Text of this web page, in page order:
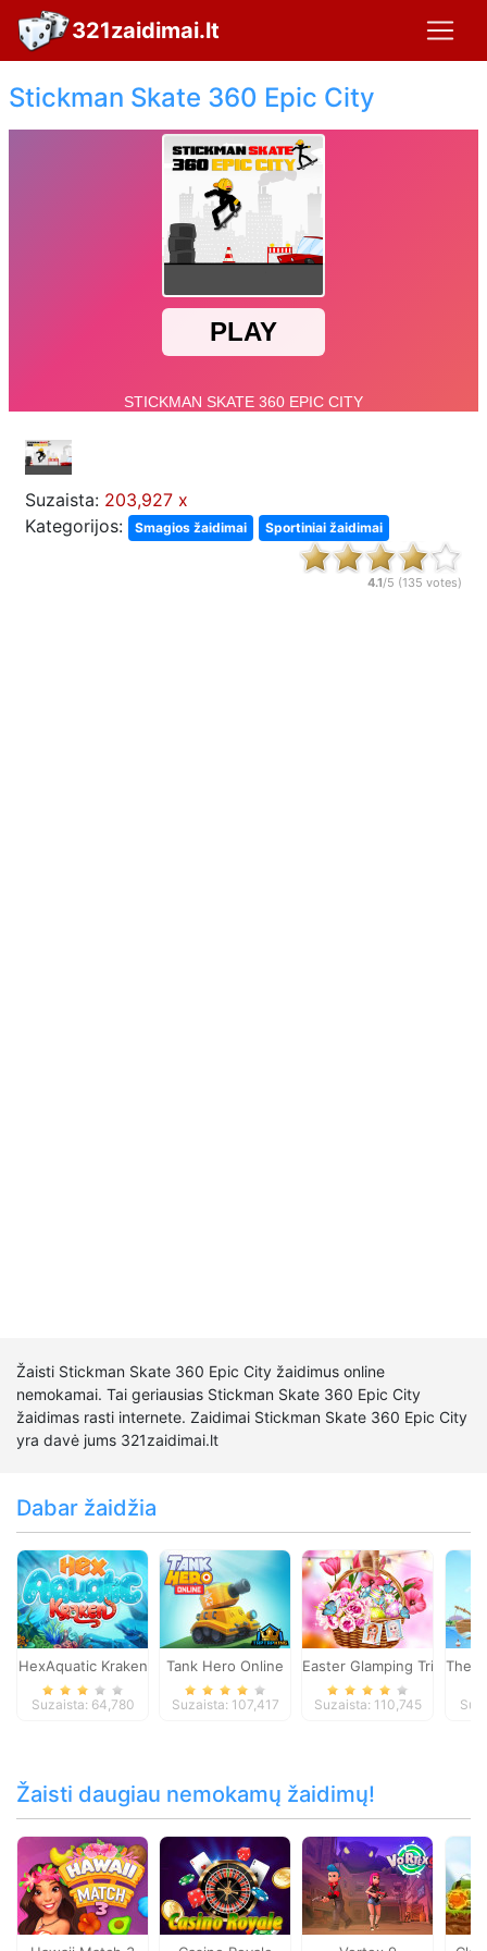
321zaidimai.lt
Stickman Skate 360 Epic City
Suzaista: 203,927 x
Kategorijos:
Smagios žaidimai Sportiniai žaidimai
4.1/5 (135 votes)
Žaisti Stickman Skate 360 Epic City žaidimus online
nemokamai. Tai geriausias Stickman Skate 360 Epic City
žaidimas rasti internete. Zaidimai Stickman Skate 360 Epic City
yra davė jums 321zaidimai.lt
Dabar žaidžia
HexAquatic Kraken
Suzaista: 64,780
Tank Hero Online
Suzaista: 107,417
Easter Glamping Trip
Suzaista: 110,745
The
Žaisti daugiau nemokamų žaidimų!